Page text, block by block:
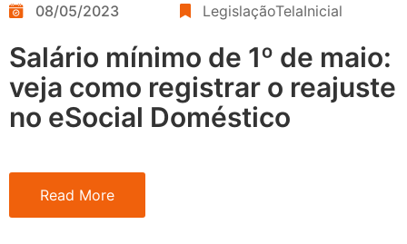
08/05/2023 LegislaçãoTelaInicial
Salário mínimo de 1º de maio:
veja como registrar o reajuste
no eSocial Doméstico
Read More